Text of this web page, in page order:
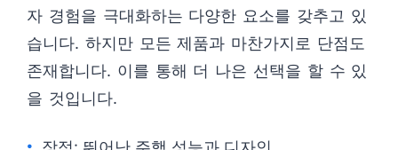
자 경험을 극대화하는 다양한 요소를 갖추고 있
습니다. 하지만 모든 제품과 마찬가지로 단점도
존재합니다. 이를 통해 더 나은 선택을 할 수 있
을 것입니다.